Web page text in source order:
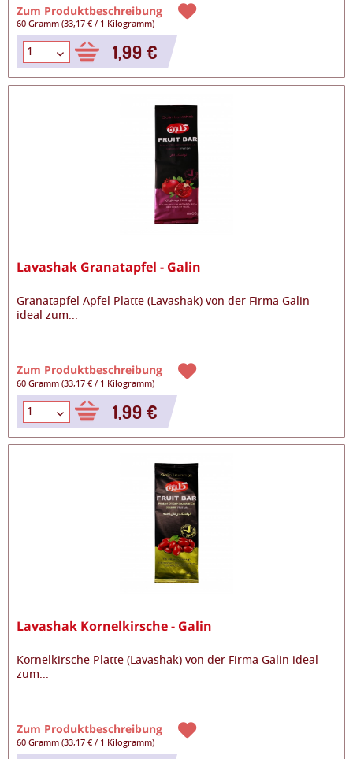
Zum Produktbeschreibung
60 Gramm(33,17 € / 1 Kilogramm)
1,99 €
Lavashak Granatapfel - Galin
Granatapfel Apfel Platte (Lavashak) von der Firma Galin
ideal zum...
Zum Produktbeschreibung
60 Gramm(33,17 € / 1 Kilogramm)
1,99 €
Lavashak Kornelkirsche - Galin
Kornelkirsche Platte (Lavashak) von der Firma Galin ideal
zum...
Zum Produktbeschreibung
60 Gramm(33,17 € / 1 Kilogramm)